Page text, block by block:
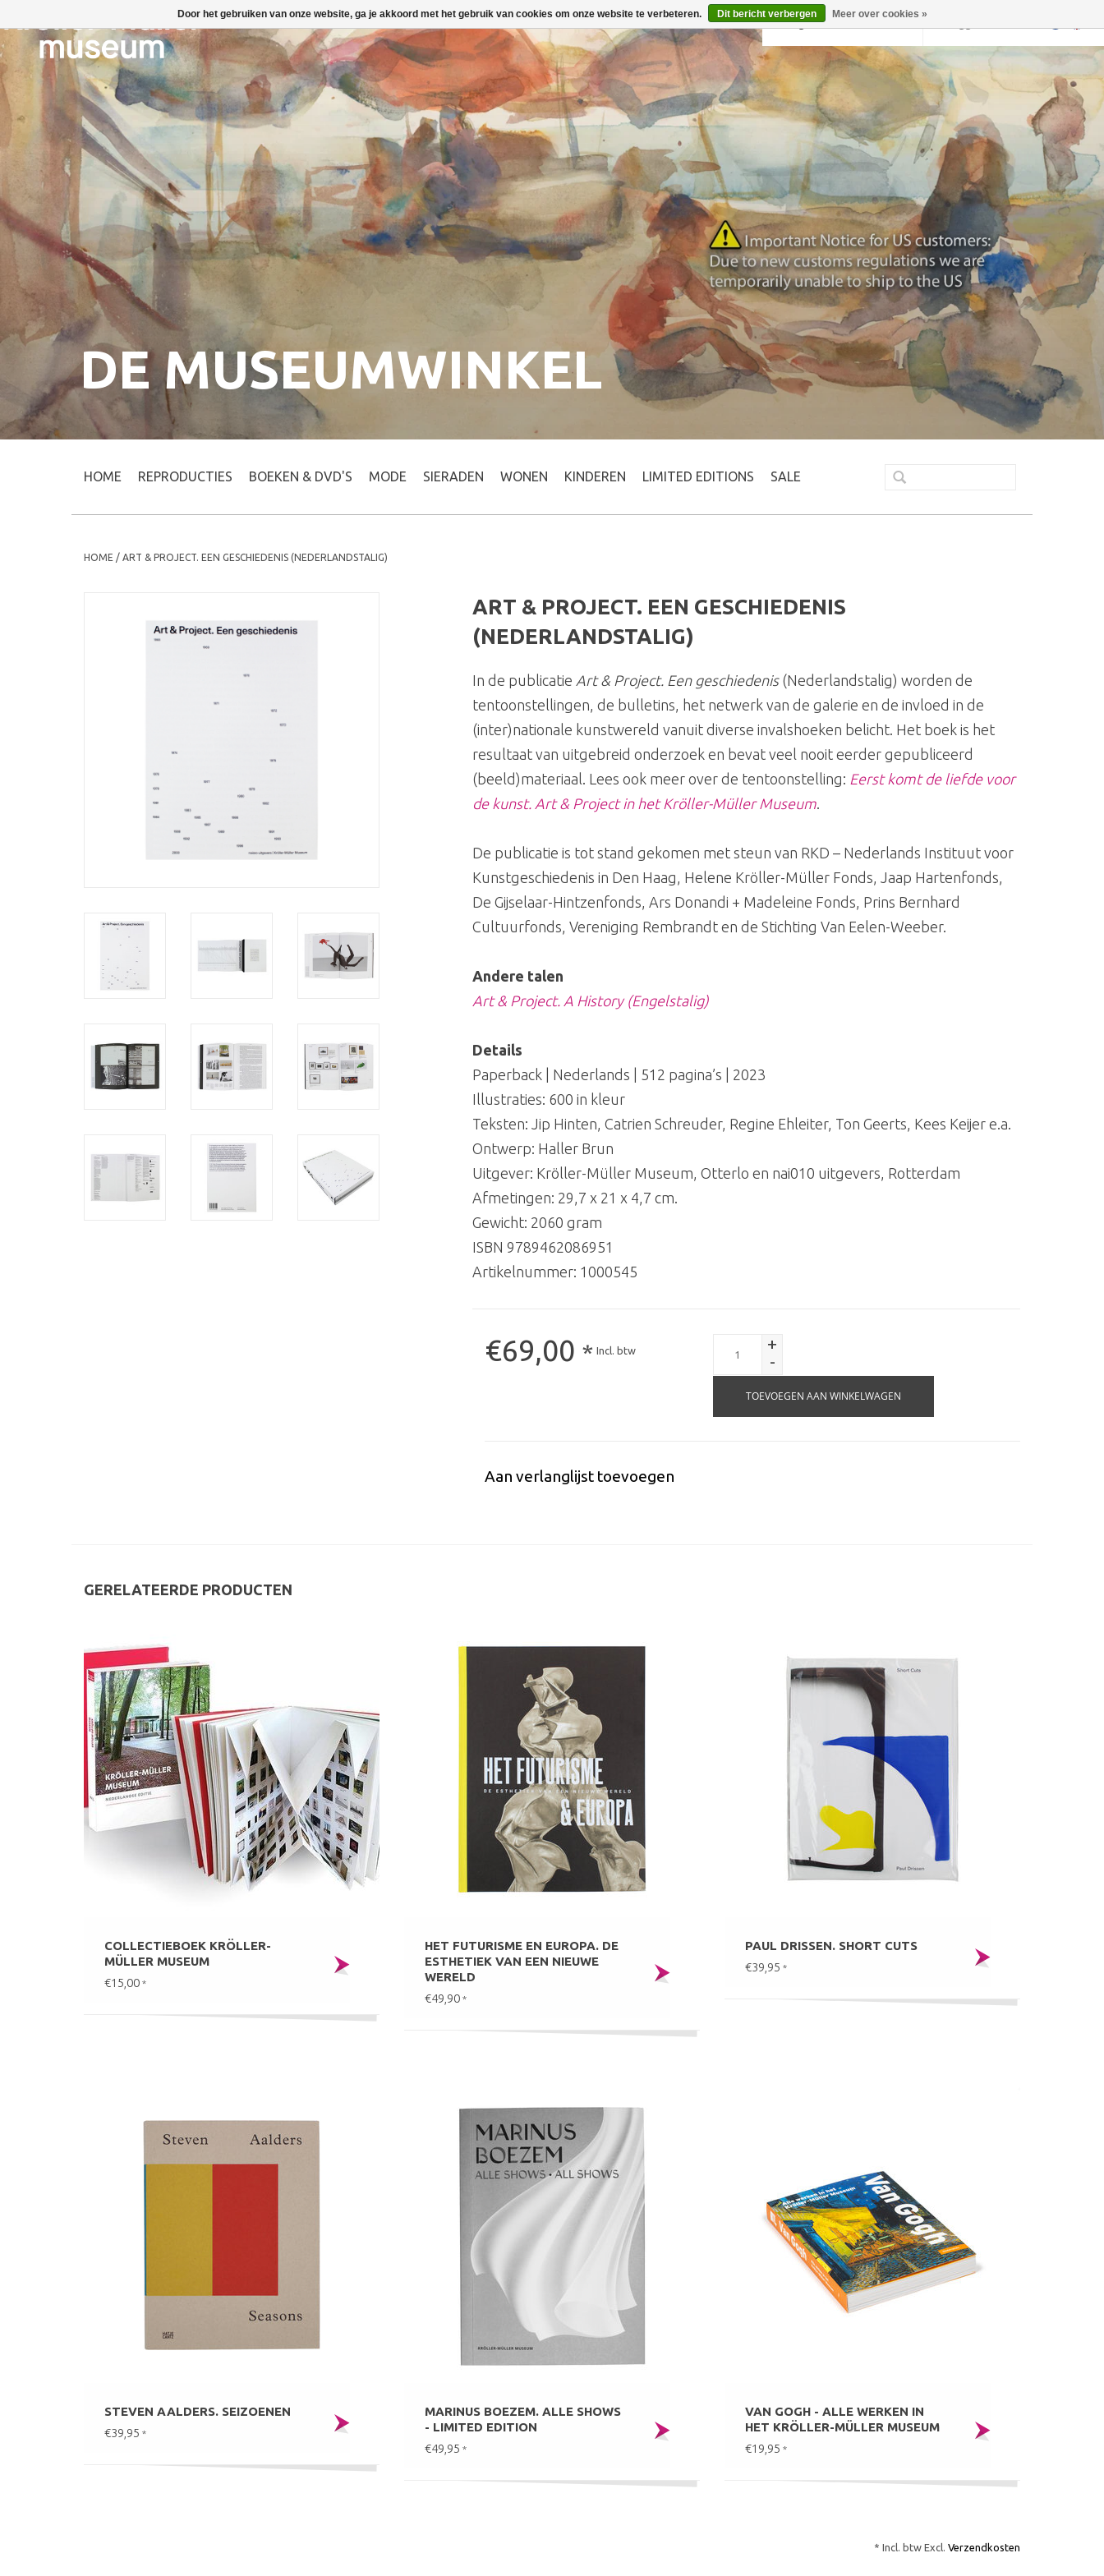
Terug naar krollermuller.nl
DE MUSEUMWINKEL
HOME REPRODUCTIES BOEKEN & DVD'S MODE SIERADEN WONEN KINDEREN LIMITED EDITIONS SALE
HOME / ART & PROJECT. EEN GESCHIEDENIS (NEDERLANDSTALIG)
ART & PROJECT. EEN GESCHIEDENIS
(NEDERLANDSTALIG)
In de publicatie Art & Project. Een geschiedenis(Nederlandstalig) worden de
tentoonstellingen, de bulletins, het netwerk van de galerie en de invloed in de
(inter)nationale kunstwereld vanuit diverse invalshoeken belicht. Het boek is het
resultaat van uitgebreid onderzoek en bevat veel nooit eerder gepubliceerd
(beeld)materiaal. Lees ook meer over de tentoonstelling: Eerst komt de liefde voor
de kunst. Art & Project in het Kröller-Müller Museum.
De publicatie is tot stand gekomen met steun van RKD – Nederlands Instituut voor
Kunstgeschiedenis in Den Haag, Helene Kröller-Müller Fonds, Jaap Hartenfonds,
De Gijselaar-Hintzenfonds, Ars Donandi + Madeleine Fonds, Prins Bernhard
Cultuurfonds, Vereniging Rembrandt en de Stichting Van Eelen-Weeber.
Andere talen
Art & Project. A History (Engelstalig)
Details
Paperback | Nederlands | 512 pagina’s | 2023
Illustraties: 600 in kleur
Teksten: Jip Hinten, Catrien Schreuder, Regine Ehleiter, Ton Geerts, Kees Keijer e.a.
Ontwerp: Haller Brun
Uitgever: Kröller-Müller Museum, Otterlo en nai010 uitgevers, Rotterdam
Afmetingen: 29,7 x 21 x 4,7 cm.
Gewicht: 2060 gram
ISBN 9789462086951
Artikelnummer: 1000545
€69,00 * Incl. btw
+
-
TOEVOEGEN AAN WINKELWAGEN
Aan verlanglijst toevoegen
GERELATEERDE PRODUCTEN
COLLECTIEBOEK KRÖLLER-
MÜLLER MUSEUM
€15,00 *
HET FUTURISME EN EUROPA. DE
ESTHETIEK VAN EEN NIEUWE
WERELD
€49,90 *
PAUL DRISSEN. SHORT CUTS
€39,95 *
STEVEN AALDERS. SEIZOENEN
€39,95 *
MARINUS BOEZEM. ALLE SHOWS
- LIMITED EDITION
€49,95 *
VAN GOGH - ALLE WERKEN IN
HET KRÖLLER-MÜLLER MUSEUM
€19,95 *
* Incl. btw Excl. Verzendkosten
Door het gebruiken van onze website, ga je akkoord met het gebruik van cookies om onze website te verbeteren. Dit bericht verbergen Meer over cookies »